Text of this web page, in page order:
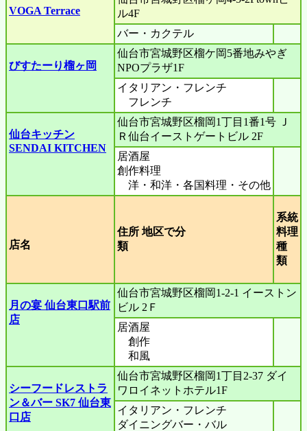
VOGA Terrace
ル4F
バー・カクテル
びすたーり榴ヶ岡
仙台市宮城野区榴ケ岡5番地みやぎ
NPOプラザ1F
イタリアン・フレンチ
フレンチ
仙台キッチン
SENDAI KITCHEN
仙台市宮城野区榴岡1丁目1番1号 Ｊ
Ｒ仙台イーストゲートビル 2F
居酒屋
創作料理
洋・和洋・各国料理・その他
店名
住所 地区で分
類
系統
料理
種
類
月の宴 仙台東口駅前
店
仙台市宮城野区榴岡1-2-1 イーストン
ビル 2Ｆ
居酒屋
創作
和風
シーフードレストラ
ン＆バー SK7 仙台東
口店
仙台市宮城野区榴岡1丁目2-37 ダイ
ワロイネットホテル1F
イタリアン・フレンチ
ダイニングバー・バル